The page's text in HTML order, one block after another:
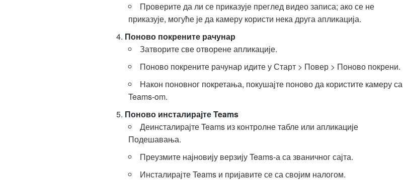
Проверите да ли се приказује преглед видео записа; ако се не
приказује, могуће је да камеру користи нека друга апликација.
Поново покрените рачунар
Затворите све отворене апликације.
Поново покрените рачунар идите у Старт > Повер > Поново покрени.
Након поновног покретања, покушајте поново да користите камеру са
Teams-om.
Поново инсталирајте Teams
Деинсталирајте Teams из контролне табле или апликације
Подешавања.
Преузмите најновију верзију Teams-а са званичног сајта.
Инсталирајте Teams и пријавите се са својим налогом.